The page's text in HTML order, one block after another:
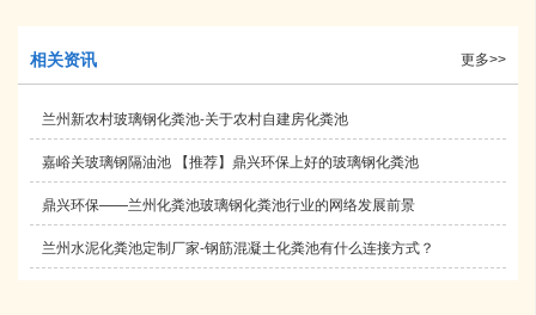
相关资讯 更多>>
兰州新农村玻璃钢化粪池-关于农村自建房化粪池
嘉峪关玻璃钢隔油池 【推荐】鼎兴环保上好的玻璃钢化粪池
鼎兴环保——兰州化粪池玻璃钢化粪池行业的网络发展前景
兰州水泥化粪池定制厂家-钢筋混凝土化粪池有什么连接方式？